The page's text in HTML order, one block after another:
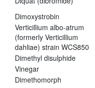
Dimoxystrobin
Verticillium albo-atrum
(formerly Verticillium
dahliae) strain WCS850
Dimethyl disulphide
Vinegar
Dimethomorph